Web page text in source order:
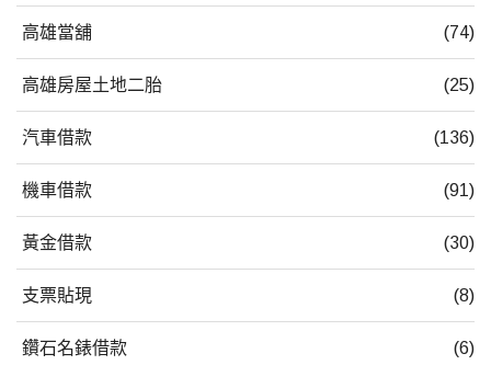
高雄當舖 (74)
高雄房屋土地二胎 (25)
汽車借款 (136)
機車借款 (91)
黃金借款 (30)
支票貼現 (8)
鑽石名錶借款 (6)